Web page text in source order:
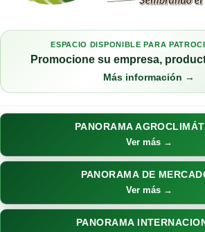
ESPACIO DISPONIBLE PARA
Promocione su empresa,
Más información →
PANORAMA
Ver más →
PANORAMA DE
Ver más →
PANORAMA